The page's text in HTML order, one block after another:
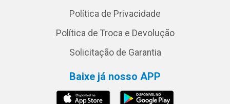
Política de Privacidade
Política de Troca e Devolução
Solicitação de Garantia
Baixe já nosso APP